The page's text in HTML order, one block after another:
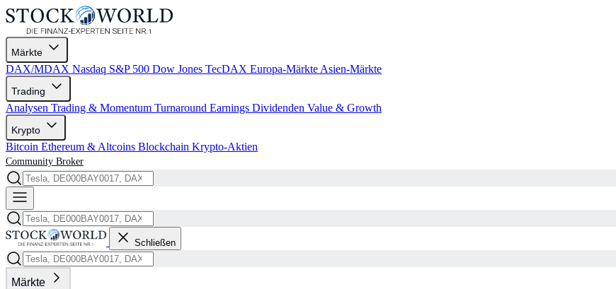
Märkte
DAX/MDAX Nasdaq S&P 500 Dow Jones TecDAX Europa-Märkte Asien-Märkte
Trading
Analysen Trading & Momentum Turnaround Earnings Dividenden Value & Growth
Krypto
Bitcoin Ethereum & Altcoins Blockchain Krypto-Aktien
Community Broker
Schließen
Märkte